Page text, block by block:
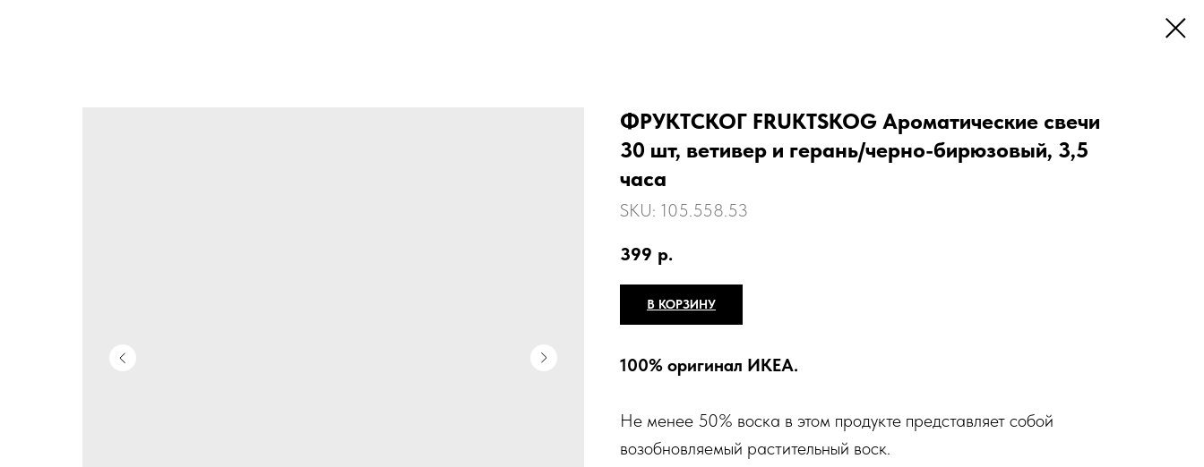
ФРУКТСКОГ FRUKTSKOG Ароматические свечи
30 шт, ветивер и герань/черно-бирюзовый, 3,5
часа
SKU: 105.558.53
399 р.
В КОРЗИНУ
100% оригинал ИКЕА.
Не менее 50% воска в этом продукте представляет собой
возобновляемый растительный воск.